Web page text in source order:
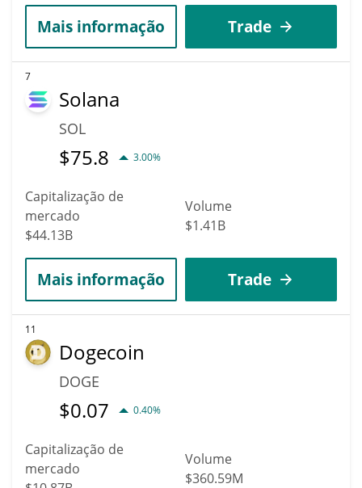
Mais informação Trade
7
Solana
SOL
$75.8 3.00%
Capitalização de
mercado
$44.13B
Volume
$1.41B
Mais informação Trade
11
Dogecoin
DOGE
$0.07 0.40%
Capitalização de
mercado
Volume
$360.59M